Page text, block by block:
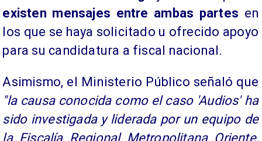
existen mensajes entre ambas partes en
los que se haya solicitado u ofrecido apoyo
para su candidatura a fiscal nacional.
Asimismo, el Ministerio Público señaló que
"la causa conocida como el caso 'Audios' ha
sido investigada y liderada por un equipo de
la Fiscalía Regional Metropolitana Oriente,